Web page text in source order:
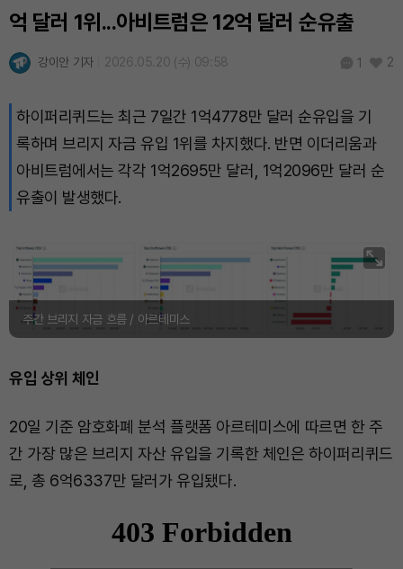
USDC (USDC) ₩1,408(-0.01%)
Solana (SOL) ₩106,824(+1.61%)
TRON (TRX) ₩464.4 (+0.79%)
Dogecoin (DOGE) 98.34(-0.43%)
Bitcoin (BTC) ₩91,133,650(-0.39%)
억 달러 1위...아비트럼은 12억 달러 순유출
강이안 기자 2026.05.20 (수) 09:58 1 2
하이퍼리퀴드는 최근 7일간 1억4778만 달러 순유입을 기
록하며 브리지 자금 유입 1위를 차지했다. 반면 이더리움과
아비트럼에서는 각각 1억2695만 달러, 1억2096만 달러 순
유출이 발생했다.
주간 브리지 자금 흐름 / 아르테미스
유입 상위 체인
20일 기준 암호화폐 분석 플랫폼 아르테미스에 따르면 한 주
간 가장 많은 브리지 자산 유입을 기록한 체인은 하이퍼리퀴드
로, 총 6억6337만 달러가 유입됐다.